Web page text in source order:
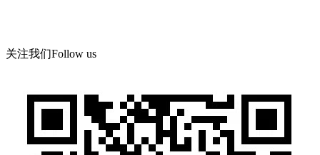
关注我们Follow us